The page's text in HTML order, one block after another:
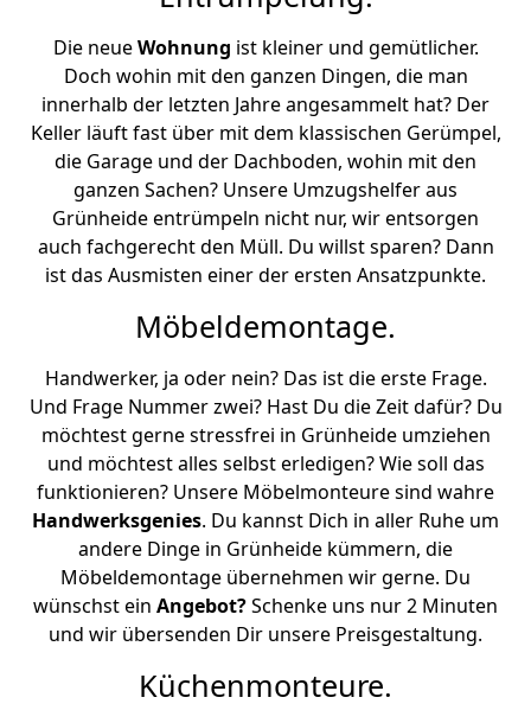
Die neueWohnung ist kleiner und gemütlicher.
Doch wohin mit den ganzen Dingen, die man
innerhalb der letzten Jahre angesammelt hat? Der
Keller läuft fast über mit dem klassischen Gerümpel,
die Garage und der Dachboden, wohin mit den
ganzen Sachen? Unsere Umzugshelfer aus
Grünheide entrümpeln nicht nur, wir entsorgen
auch fachgerecht den Müll. Du willst sparen? Dann
ist das Ausmisten einer der ersten Ansatzpunkte.
Möbeldemontage.
Handwerker, ja oder nein? Das ist die erste Frage.
Und Frage Nummer zwei? Hast Du die Zeit dafür? Du
möchtest gerne stressfrei in Grünheide umziehen
und möchtest alles selbst erledigen? Wie soll das
funktionieren? Unsere Möbelmonteure sind wahre
Handwerksgenies. Du kannst Dich in aller Ruhe um
andere Dinge in Grünheide kümmern, die
Möbeldemontage übernehmen wir gerne. Du
wünschst ein Angebot?Schenke uns nur 2 Minuten
und wir übersenden Dir unsere Preisgestaltung.
Küchenmonteure.